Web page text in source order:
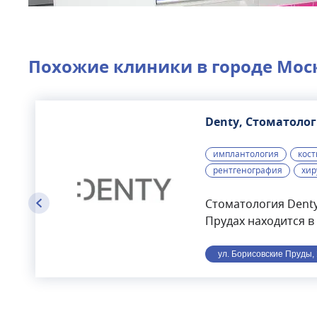
Похожие клиники в городе
Denty,
имплантология
рентгенография
Стоматология
Прудах находится
ул. Борисовские Пруды,